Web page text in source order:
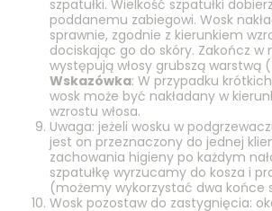
szpatułki. Wielkość szpatułki
poddanemu zabiegowi. Wosk
sprawnie, zgodnie z kierunkiem
dociskając go do skóry. Zakończ w
występują włosy grubszą warstwą
Wskazówka: W przypadku
wosk może być nakładany w
wzrostu włosa.
Uwaga: jeżeli wosku w
jest on przeznaczony do jednej
zachowania higieny po każdym
szpatułkę wyrzucamy do kosza i
(możemy wykorzystać dwa końce
Wosk pozostaw do zastygnięcia: